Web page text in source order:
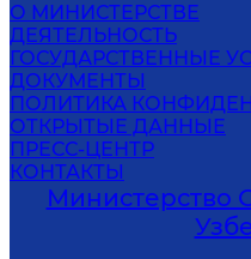
О МИНИСТЕРСТВЕ
ДЕЯТЕЛЬНОСТЬ
ГОСУДАРСТВЕННЫЕ
ДОКУМЕНТЫ
ПОЛИТИКА
ОТКРЫТЫЕ ДАННЫЕ
ПРЕСС-ЦЕНТР
КОНТАКТЫ
Министерство